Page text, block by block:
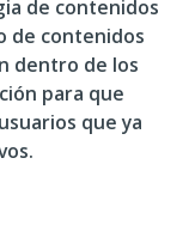
de contenidos
de contenidos
dentro de los
para que
que ya